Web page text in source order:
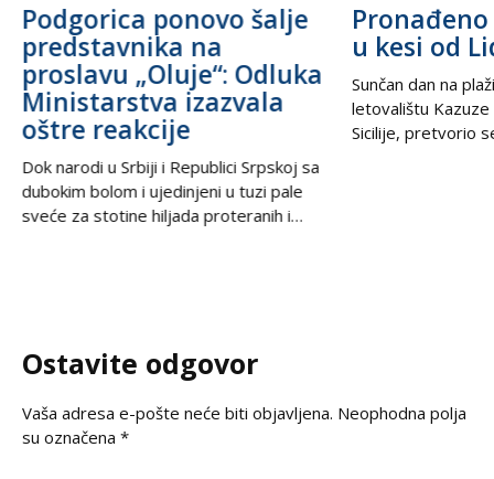
Podgorica ponovo šalje
predstavnika na
proslavu „Oluje“: Odluka
Ministarstva izazvala
oštre reakcije
Dok narodi u Srbiji i Republici Srpskoj sa
dubokim bolom i ujedinjeni u tuzi pale
sveće za stotine hiljada proteranih i
dostojanstveno odaje počast
Pronađeno
u kesi od
Sunčan dan na
letovalištu Kazuze
Sicilije, pretvorio
Ostavite odgovor
Vaša adresa e-pošte neće biti objavljena. Neophodna polja
su označena *